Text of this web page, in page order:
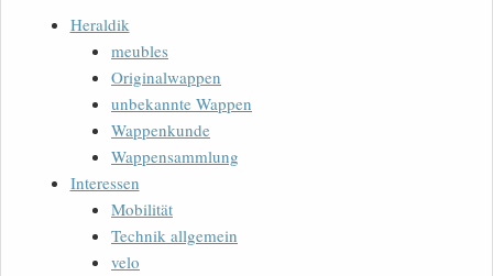
Heraldik
meubles
Originalwappen
unbekannte Wappen
Wappenkunde
Wappensammlung
Interessen
Mobilität
Technik allgemein
velo